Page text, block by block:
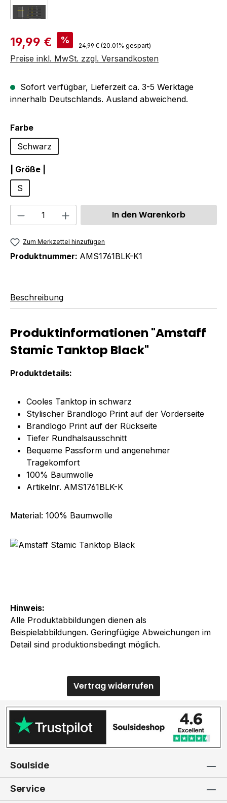
Hinweis:
Alle Produktabbildungen dienen als
Beispielabbildungen. Geringfügige Abweichungen im
Detail sind produktionsbedingt möglich.
Verkaufspreis:
19,99 € % Regulärer Preis:
24,99 € (20.01% gespart)
Preise inkl. MwSt. zzgl. Versandkosten
Sofort verfügbar, Lieferzeit ca. 3-5 Werktage
innerhalb Deutschlands. Ausland abweichend.
Farbeauswählen
Schwarz
| Größe |
S
Produkt Anzahl: Gib denIn den Warenkorb
Zum Merkzettel hinzufügen
Produktnummer: AMS1761BLK-K1
Beschreibung
Produktinformationen "Amstaff
Stamic Tanktop Black"
Produktdetails:
Cooles Tanktop in schwarz
Stylischer Brandlogo Print auf der Vorderseite
Brandlogo Print auf der Rückseite
Tiefer Rundhalsausschnitt
Bequeme Passform und angenehmer
Tragekomfort
100% Baumwolle
Artikelnr. AMS1761BLK-K
Material: 100% Baumwolle
Vertrag widerrufen
Soulside
Service